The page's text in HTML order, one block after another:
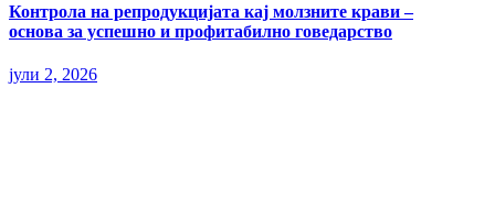
Контрола на репродукцијата кај молзните крави –
основа за успешно и профитабилно говедарство
јули 2, 2026